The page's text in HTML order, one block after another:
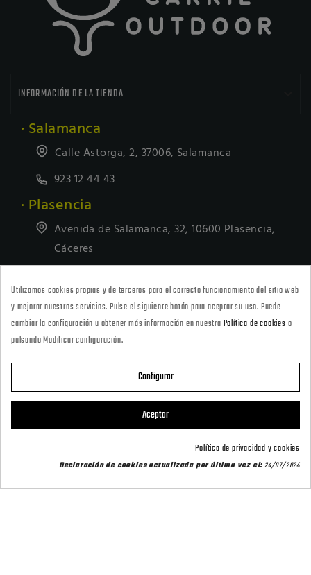
INFORMACIÓN DE LA TIENDA
· Salamanca
Calle Astorga, 2, 37006, Salamanca
923 12 44 43
· Plasencia
Avenida de Salamanca, 32, 10600 Plasencia,
Cáceres
· Tienda Online
marketing@armeriacarril.com
CATEGORÍAS 

CARRIL OUTDOOR 
Utilizamos cookies propias y de terceros para el correcto funcionamiento del sitio web
y mejorar nuestros servicios. Pulse el siguiente botón para aceptar su uso. Puede
cambiar la configuración u obtener más información en nuestra Política de cookies o
pulsando Modificar configuración.
Configurar
Aceptar
Política de privacidad y cookies
Declaración de cookies actualizada por última vez el:24/07/2024